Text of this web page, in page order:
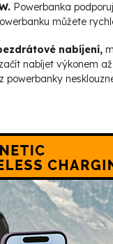
Powerbanka
můžete
nabíjení,
nabíjet výkonem
powerbanky